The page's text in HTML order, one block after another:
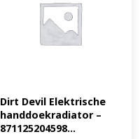
Dirt Devil Elektrische
handdoekradiator –
871125204598...